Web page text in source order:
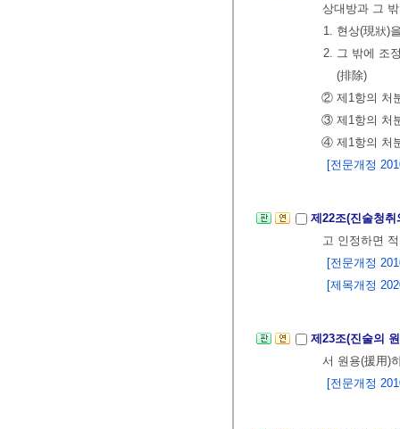
상대방과 그
1. 현상(現狀)
2. 그 밖에 조
(排除)
② 제1항의 처
③ 제1항의 처
④ 제1항의 처
[전문개정
제22조(진술청
고 인정하면
[전문개정
[제목개정
제23조(진술의
서 원용(援用)
[전문개정